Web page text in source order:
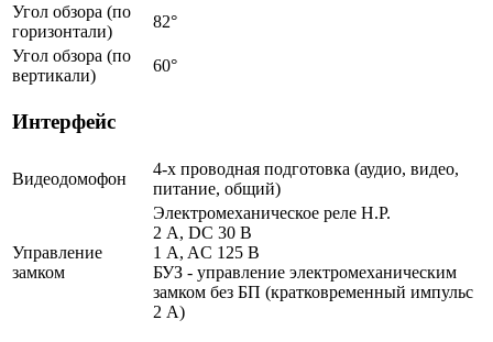
Угол обзора (по
горизонтали)
82°
Угол обзора (по
вертикали)
60°
Интерфейс
Видеодомофон
4-х проводная подготовка (аудио, видео,
питание, общий)
Управление
замком
Электромеханическое реле Н.Р.
2 A, DC 30 В
1 A, AC 125 В
БУЗ - управление электромеханическим
замком без БП (кратковременный импульс
2 A)